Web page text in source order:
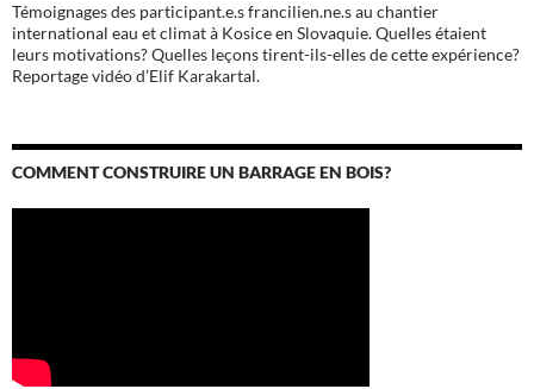
Témoignages des participant.e.s francilien.ne.s au chantier
international eau et climat à Kosice en Slovaquie. Quelles étaient
leurs motivations? Quelles leçons tirent-ils-elles de cette expérience?
Reportage vidéo d’Elif Karakartal.
COMMENT CONSTRUIRE UN BARRAGE EN BOIS?